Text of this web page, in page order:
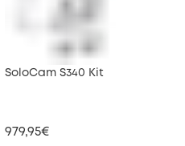
SoloCam S340 Kit
979,95€